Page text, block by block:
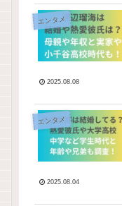
エンタメ
2025.08.08
エンタメ
2025.08.04